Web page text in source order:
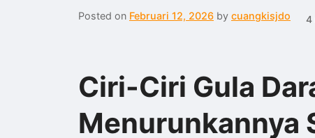
Posted on Februari 12, 2026 by cuangkisjdo 4
Ciri-Ciri Gula
Menurunkannya